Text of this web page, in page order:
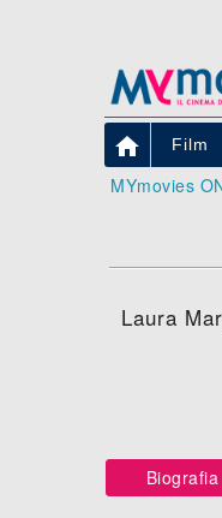
 Film
MYmovies
Laura
Biografia